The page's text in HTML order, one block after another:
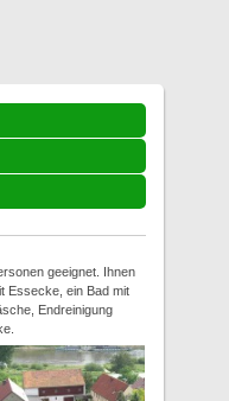
geeignet. Ihnen
Essecke, ein Bad mit
Endreinigung